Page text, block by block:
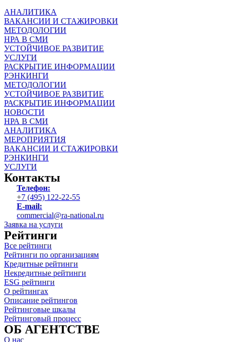
АНАЛИТИКА
ВАКАНСИИ И СТАЖИРОВКИ
МЕТОДОЛОГИИ
НРА В СМИ
УСТОЙЧИВОЕ РАЗВИТИЕ
УСЛУГИ
РАСКРЫТИЕ ИНФОРМАЦИИ
РЭНКИНГИ
МЕТОДОЛОГИИ
УСТОЙЧИВОЕ РАЗВИТИЕ
РАСКРЫТИЕ ИНФОРМАЦИИ
НОВОСТИ
НРА В СМИ
АНАЛИТИКА
МЕРОПРИЯТИЯ
ВАКАНСИИ И СТАЖИРОВКИ
РЭНКИНГИ
УСЛУГИ
Контакты
Телефон:
+7 (495) 122-22-55
E-mail:
commercial@ra-national.ru
Заявка на услуги
Рейтинги
Все рейтинги
Рейтинги по организациям
Кредитные рейтинги
Некредитные рейтинги
ESG рейтинги
О рейтингах
Описание рейтингов
Рейтинговые шкалы
Рейтинговый процесс
ОБ АГЕНТСТВЕ
О нас